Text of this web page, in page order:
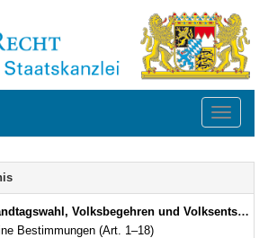
Toggle
(Landeswahlgesetz – LWG) in der Fassung der Bekanntmachung vom 5. Juli 2002 (GVBl. S. 277, 278, 620) BayRS 111-1-I (Art. 1–93)
Bestimmungen (Art. 1–18)